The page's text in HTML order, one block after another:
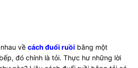
về cách đuổi ruồi bằng một
đó chính là tỏi. Thực hư những lời